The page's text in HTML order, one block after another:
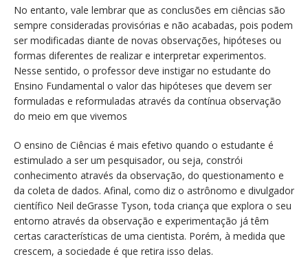
No entanto, vale lembrar que as conclusões em ciências são
sempre consideradas provisórias e não acabadas, pois podem
ser modificadas diante de novas observações, hipóteses ou
formas diferentes de realizar e interpretar experimentos.
Nesse sentido, o professor deve instigar no estudante do
Ensino Fundamental o valor das hipóteses que devem ser
formuladas e reformuladas através da contínua observação
do meio em que vivemos
O ensino de Ciências é mais efetivo quando o estudante é
estimulado a ser um pesquisador, ou seja, constrói
conhecimento através da observação, do questionamento e
da coleta de dados. Afinal, como diz o astrônomo e divulgador
científico Neil deGrasse Tyson, toda criança que explora o seu
entorno através da observação e experimentação já têm
certas características de uma cientista. Porém, à medida que
crescem, a sociedade é que retira isso delas.